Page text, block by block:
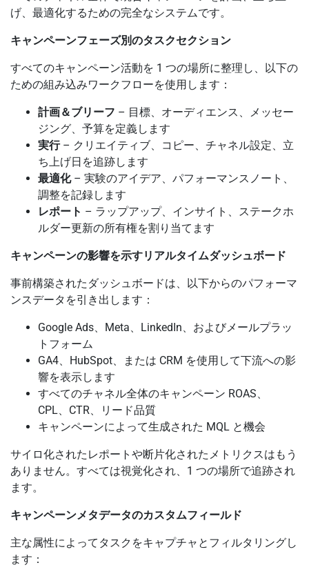
げ、最適化するための完全なシステムです。
キャンペーンフェーズ別のタスクセクション
すべてのキャンペーン活動を 1 つの場所に整理し、以下の
ための組み込みワークフローを使用します：
計画＆ブリーフ – 目標、オーディエンス、メッセー
ジング、予算を定義します
実行– クリエイティブ、コピー、チャネル設定、立
ち上げ日を追跡します
最適化– 実験のアイデア、パフォーマンスノート、
調整を記録します
レポート – ラップアップ、インサイト、ステークホ
ルダー更新の所有権を割り当てます
キャンペーンの影響を示すリアルタイムダッシュボード
事前構築されたダッシュボードは、以下からのパフォーマ
ンスデータを引き出します：
Google Ads、Meta、LinkedIn、およびメールプラッ
トフォーム
GA4、HubSpot、または CRM を使用して下流への影
響を表示します
すべてのチャネル全体のキャンペーン ROAS、
CPL、CTR、リード品質
キャンペーンによって生成された MQL と機会
サイロ化されたレポートや断片化されたメトリクスはもう
ありません。すべては視覚化され、1 つの場所で追跡され
ます。
キャンペーンメタデータのカスタムフィールド
主な属性によってタスクをキャプチャとフィルタリングし
ます：